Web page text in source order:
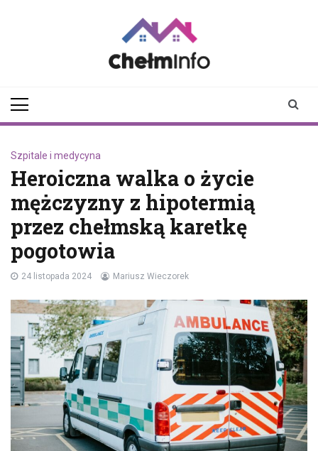
Szpitale i medycyna
Heroiczna walka o życie
mężczyzny z hipotermią
przez chełmską karetkę
pogotowia
24 listopada 2024 Mariusz Wieczorek